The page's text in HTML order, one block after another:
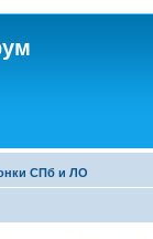
СПб и ЛО